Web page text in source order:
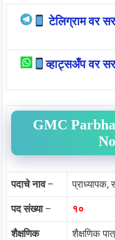
टेलिग्राम वर
व्हाट्सअँप वर
GMC
पदाचे नाव– प्राध्यापक,
पद संख्या– १०
शैक्षणिक
शैक्षणिक